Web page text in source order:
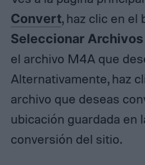
Convert, haz clic en el
Seleccionar Archivos
el archivo M4A que
Alternativamente, haz
archivo que deseas
ubicación guardada en
conversión del sitio.